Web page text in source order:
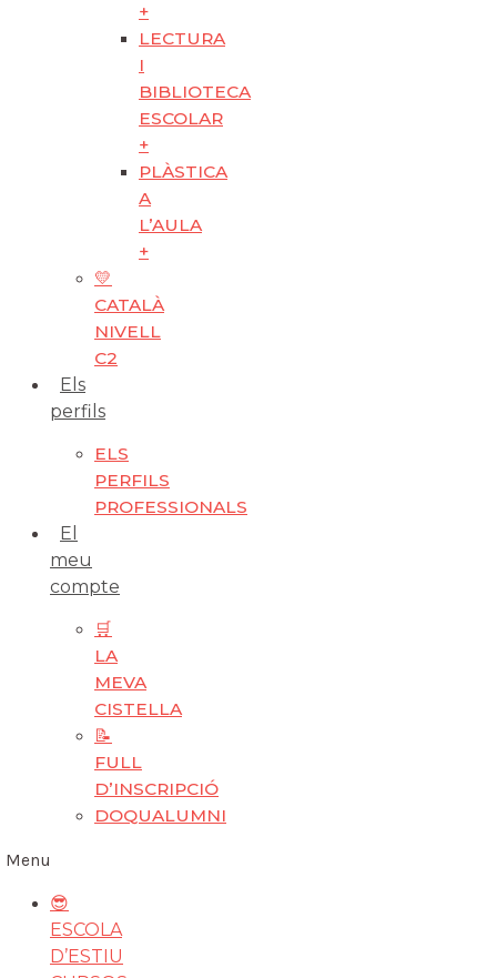
+
LECTURA
I
BIBLIOTECA
ESCOLAR
+
PLÀSTICA
A
L’AULA
+
💛
CATALÀ
NIVELL
C2
Els
perfils
ELS
PERFILS
PROFESSIONALS
El
meu
compte
🛒
LA
MEVA
CISTELLA
📝
FULL
D’INSCRIPCIÓ
DOQUALUMNI
Menu
😎
ESCOLA
D’ESTIU